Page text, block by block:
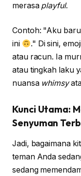
merasa playful.
Contoh: "Aku
ini
." Di sini,
atau racun. Ia
atau tingkah laku
nuansa whimsy
Kunci Utama:
Senyuman
Jadi, bagaimana
teman Anda
sedang